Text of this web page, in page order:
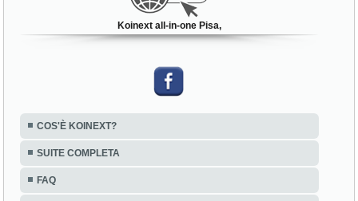
Koinext all-in-one Pisa,
COS'È KOINEXT?
SUITE COMPLETA
FAQ